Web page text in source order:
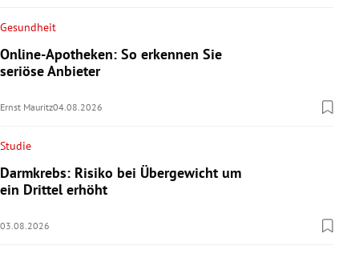
Gesundheit
Online-Apotheken: So erkennen Sie
seriöse Anbieter
Ernst Mauritz04.08.2026
Studie
Darmkrebs: Risiko bei Übergewicht um
ein Drittel erhöht
03.08.2026